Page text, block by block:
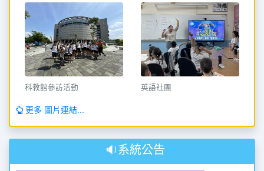
科教館參訪活動 英語社團
更多 圖片連結...
🔉系統公告